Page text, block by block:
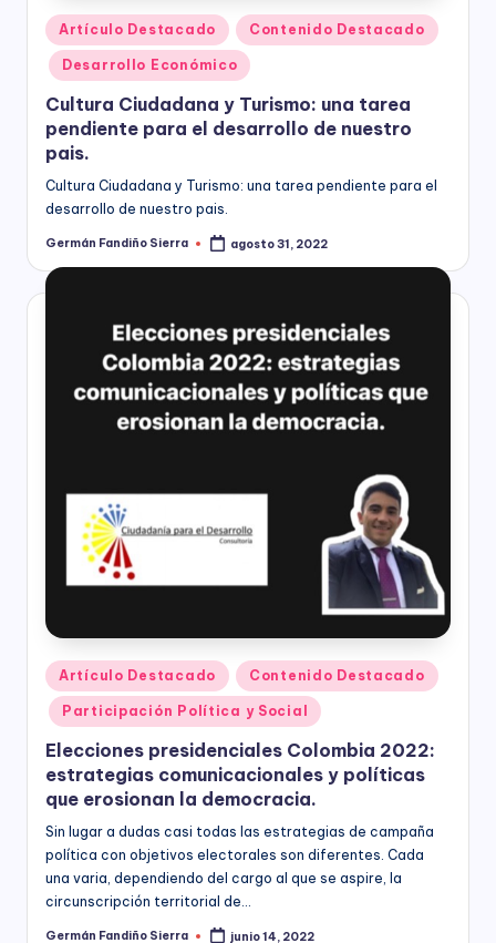
M
ía
)
distrital,
los
siguientes
servicios:
Consultoría
especializada
en
derechos
humanos,
equidad
género,
construcción
ciudadanía,
social
empresarial,
debida
diligencia.
Publicado
en
Artículo Destacado Contenido Destacado
Desarrollo Económico
Cultura Ciudadana y Turismo: una tarea
pendiente para el desarrollo de nuestro
pais.
Cultura Ciudadana y Turismo: una tarea pendiente para el
desarrollo de nuestro pais.
Publicado
Germán Fandiño Sierra agosto 31, 2022
Publicado
en
Artículo Destacado Contenido Destacado
Participación Política y Social
Elecciones presidenciales Colombia 2022:
estrategias comunicacionales y políticas
que erosionan la democracia.
Sin lugar a dudas casi todas las estrategias de campaña
política con objetivos electorales son diferentes. Cada
una varia, dependiendo del cargo al que se aspire, la
circunscripción territorial de…
Germán Fandiño Sierra junio 14, 2022